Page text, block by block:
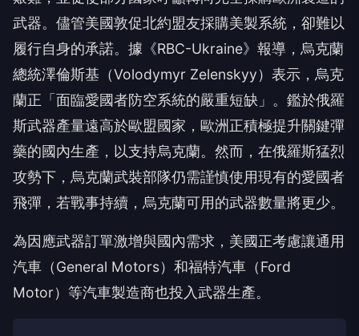
武器。儘管美國敦促北約盟友採購美製系統，卻難以
履行自身的承諾。據《RBC-Ukraine》報導，烏克蘭
總統澤倫斯基（Volodymyr Zelenskyy）表示，烏克
蘭正「面臨愛國者防空系統的嚴重短缺」。鑑於俄羅
斯武器產量遠高於歐盟國家，歐洲正積極提升關鍵彈
藥的國內生產，以支持烏克蘭。然而，在俄羅斯猛烈
攻勢下，烏克蘭武裝部隊仍需謹慎使用現有的愛國者
飛彈，若戰事持續，烏克蘭可用的武器數量將更少。
為因應武器訂單激增與國內需求，美國正考慮讓通用
汽車（General Motors）和福特汽車（Ford
Motor）等汽車製造商也投入武器生產。